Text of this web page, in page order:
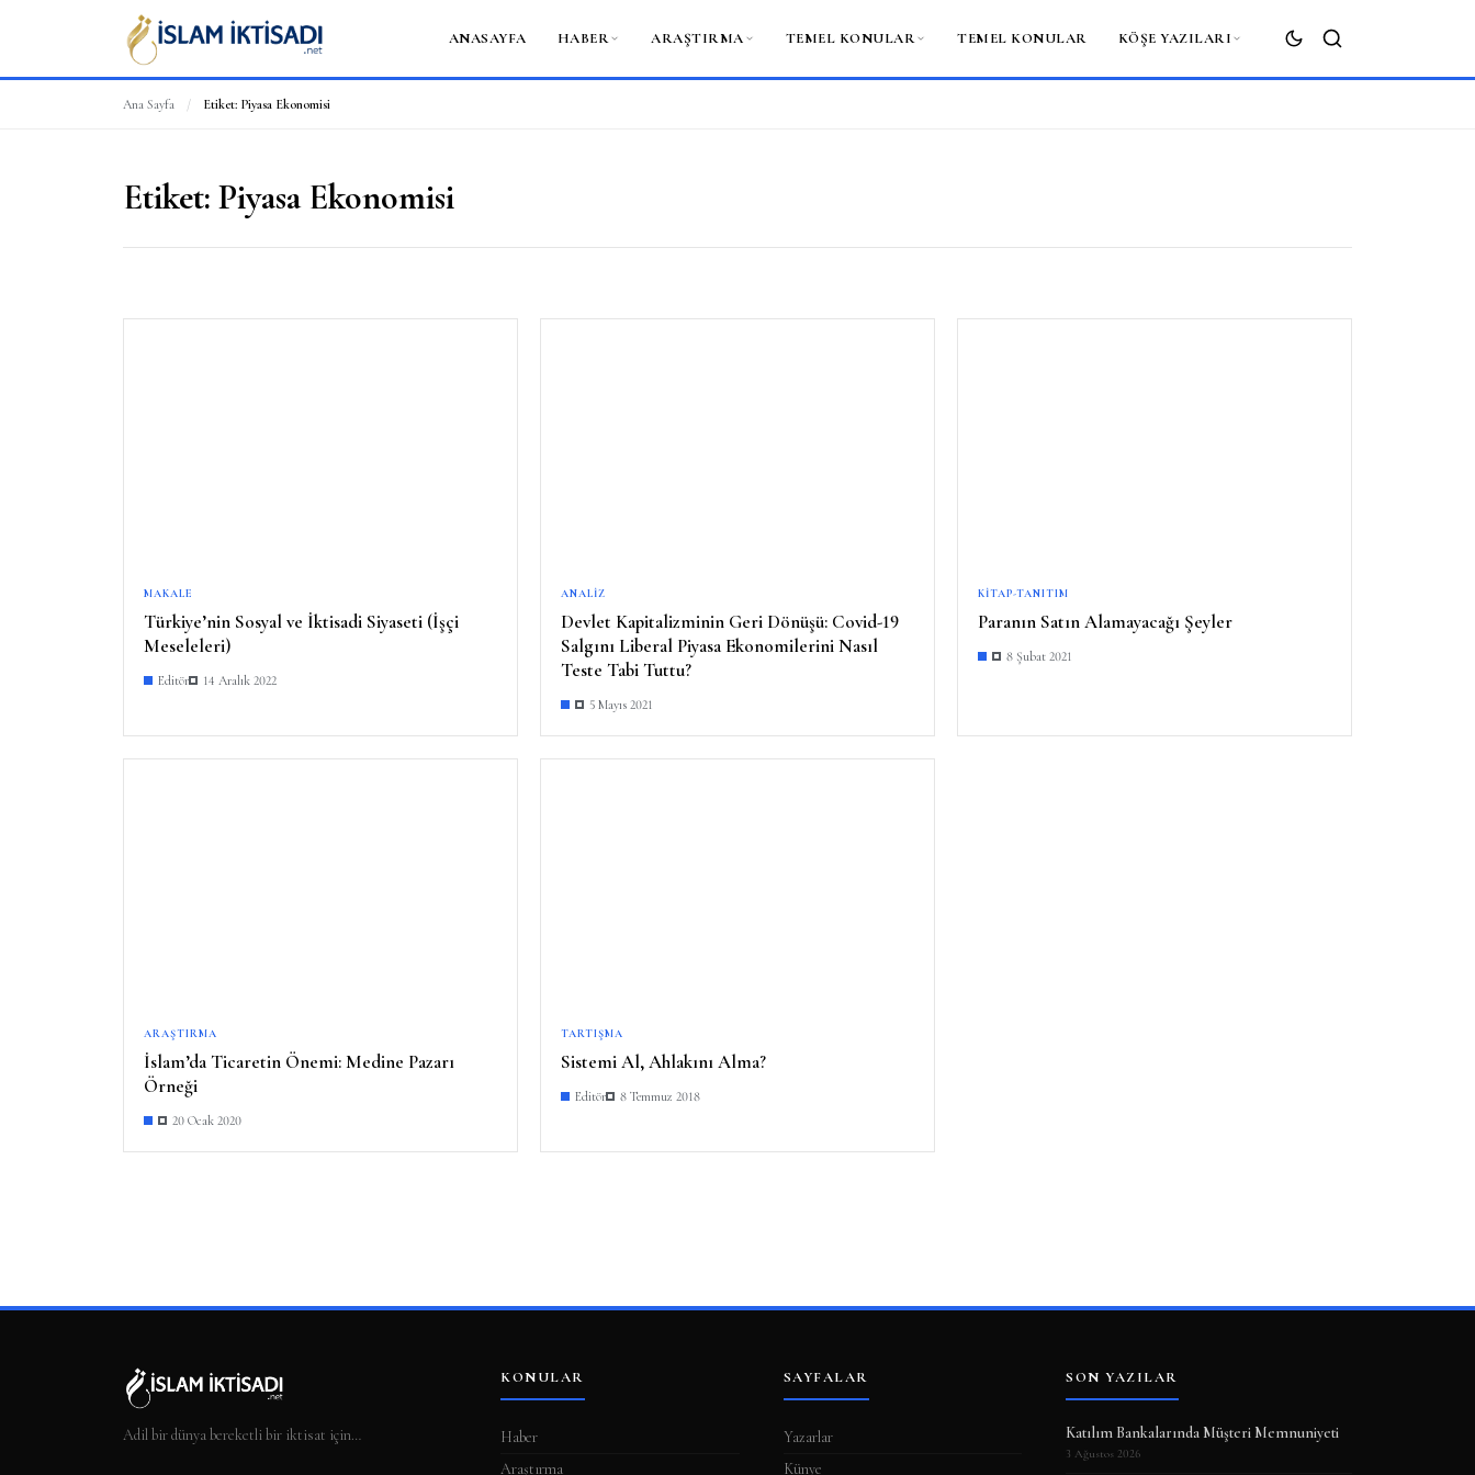
ANASAYFA HABER ARAŞTIRMA TEMEL KONULAR TEMEL KONULAR KÖŞE YAZILARI
ARA
Ana Sayfa / Etiket: Piyasa Ekonomisi
Etiket: Piyasa Ekonomisi
MAKALE
Türkiye’nin Sosyal ve İktisadi Siyaseti (İşçi
Meseleleri)
Editör 14 Aralık 2022
ANALIZ
Devlet Kapitalizminin Geri Dönüşü: Covid-19
Salgını Liberal Piyasa Ekonomilerini Nasıl
Teste Tabi Tuttu?
5 Mayıs 2021
KITAP-TANITIM
Paranın Satın Alamayacağı Şeyler
8 Şubat 2021
ARAŞTIRMA
İslam’da Ticaretin Önemi: Medine Pazarı
Örneği
20 Ocak 2020
TARTIŞMA
Sistemi Al, Ahlakını Alma?
Editör 8 Temmuz 2018
Adil bir dünya bereketli bir iktisat için…
KONULAR
Haber
Araştırma
SAYFALAR
Yazarlar
Künye
SON YAZILAR
Katılım Bankalarında Müşteri Memnuniyeti
3 Ağustos 2026